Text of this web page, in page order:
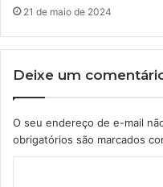
21 de maio de 2024
Deixe um
O seu endereço de e-mail
obrigatórios são marcados